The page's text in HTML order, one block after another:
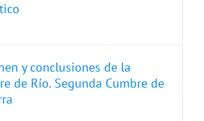
y conclusiones de la
de Río. Segunda Cumbre de